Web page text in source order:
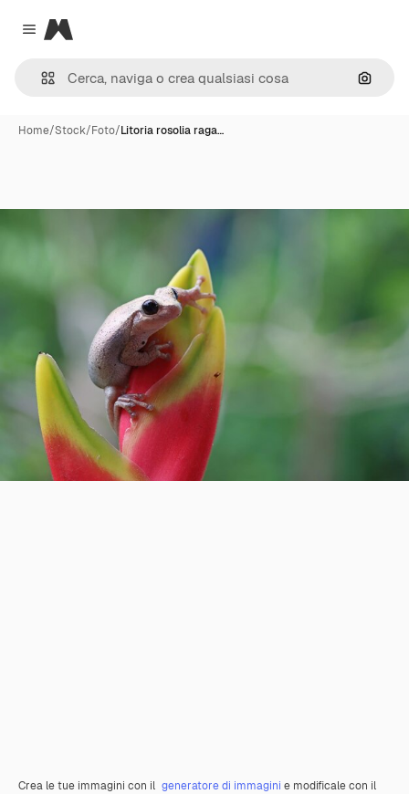
Close menu
Magnific
Cerca
Home/Stock/Foto/Litoria rosolia raga…
Crea le tue immagini con il generatore di immagini e modificale con il